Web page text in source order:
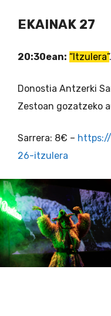
EKAINAK 27
20:30ean: “Itzulera”
Donostia Antzerki
Zestoan gozatzeko
Sarrera: 8€ –
26-itzulera